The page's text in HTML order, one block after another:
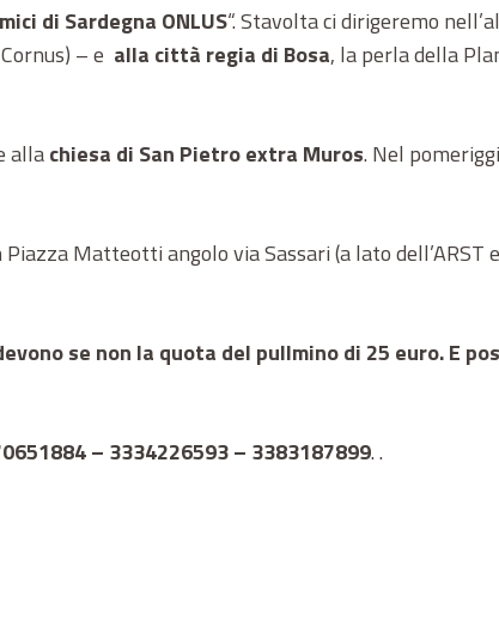
di Sardegna ONLUS“. Stavolta ci dirigeremo
– e alla città regia di Bosa, la perla della
allachiesa di San Pietro extra Muros. Nel
Piazza Matteotti angolo via Sassari (a lato dell’ARST
se non la quota del pullmino di 25 euro. E
– 3334226593 – 3383187899. .